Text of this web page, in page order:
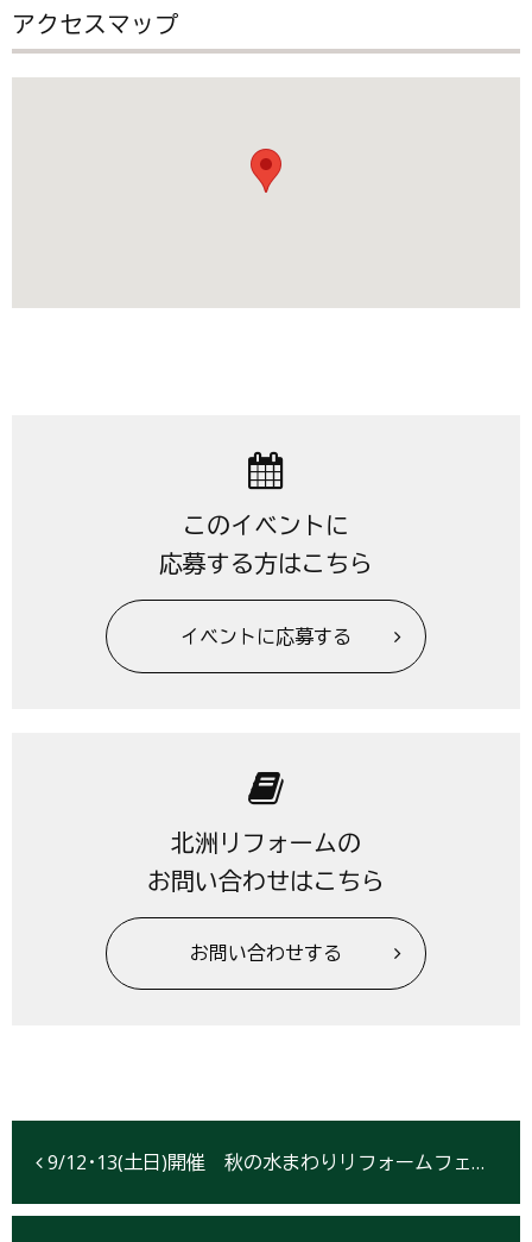
アクセスマップ
このイベントに
応募する方はこちら
イベントに応募する
北洲リフォームの
お問い合わせはこちら
お問い合わせする
9/12･13(土日)開催 秋の水まわりリフォームフェア【盛岡市：２会場】